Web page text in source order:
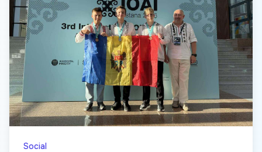
Social